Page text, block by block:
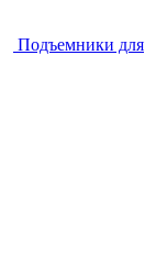
Подъемники для